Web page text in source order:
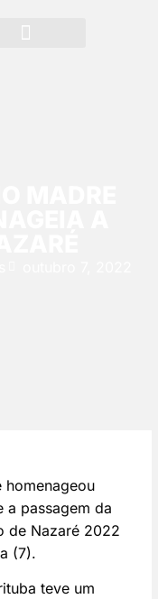
homenageou
a passagem da
de Nazaré 2022
(7).
teve um